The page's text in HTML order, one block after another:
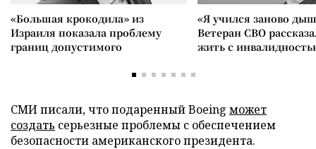
«Большая крокодила» из
Израиля показала проблему
границ допустимого
«Я учился заново
Ветеран СВО
жить с
СМИ писали, что подаренный Boeing может
создать серьезные проблемы с обеспечением
безопасности американского президента.